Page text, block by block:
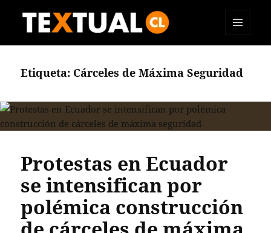
Etiqueta: Cárceles de Máxima Seguridad
Protestas en Ecuador
se intensifican por
polémica construcción